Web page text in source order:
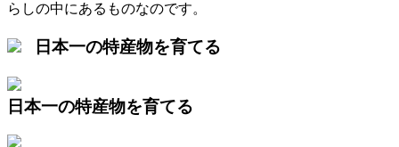
らしの中にあるものなのです。
日本一の特産物を育てる
日本一の特産物を育てる